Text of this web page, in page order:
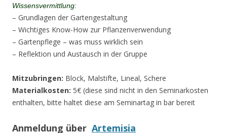
Wissensvermittlung:
– Grundlagen der Gartengestaltung
– Wichtiges Know-How zur Pflanzenverwendung
– Gartenpflege – was muss wirklich sein
– Reflektion und Austausch in der Gruppe
Mitzubringen: Block, Malstifte, Lineal, Schere
Materialkosten: 5€ (diese sind nicht in den Seminarkosten
enthalten, bitte haltet diese am Seminartag in bar bereit
Anmeldung über Artemisia